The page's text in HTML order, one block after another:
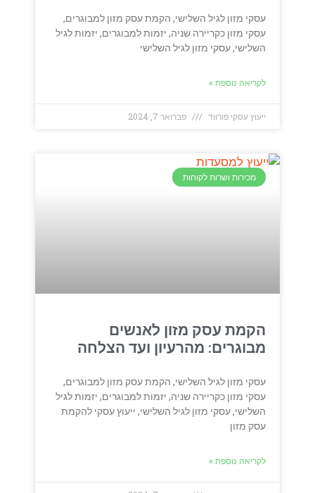
עסקי מזון לגיל השלישי, הקמת עסק מזון למבוגרים,
עסקי מזון כקריירה שניה, יזמות למבוגרים, יזמות לגיל
השלישי, עסקי מזון לגיל השלישי
לקריאה נוספת »
ייעוץ עסקי פורווד פברואר 7, 2024
מכירות ושרות לקוחות
הקמת עסק מזון לאנשים
מבוגרים: מהרעיון ועד הצלחה
עסקי מזון לגיל השלישי, הקמת עסק מזון למבוגרים,
עסקי מזון כקריירה שניה, יזמות למבוגרים, יזמות לגיל
השלישי, עסקי מזון לגיל השלישי, ייעוץ עסקי להקמת
עסק מזון
לקריאה נוספת »